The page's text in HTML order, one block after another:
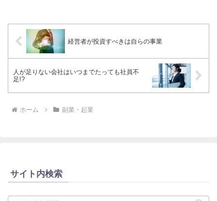
経営者が投資すべきは自らの事業
人が足りない会社はいつまでたっても社員不
足!?
ホーム 副業・起業
サイト内検索